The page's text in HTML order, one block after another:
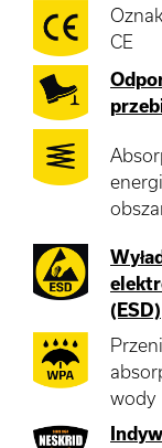
CE
(ESD)
wody